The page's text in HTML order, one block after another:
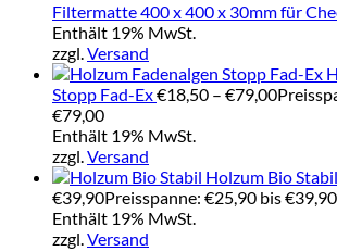
Filtermatte 400 x 400 x 30mm für
Enthält 19% MwSt.
zzgl.Versand
Stopp Fad-Ex€18,50 – €79,00
€79,00
Enthält 19% MwSt.
zzgl.Versand
Holzum Bio Stabil
€39,90Preisspanne: €25,90 bis €39,90
Enthält 19% MwSt.
zzgl.Versand